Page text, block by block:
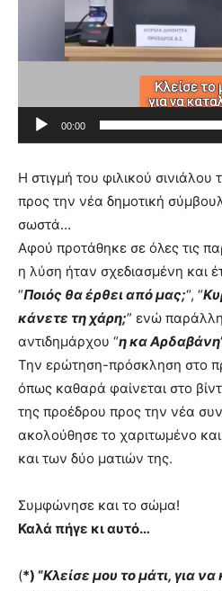
ω
γ
ή
ς
Β
ν
τ
ε
ο
00:00
Η στιγμή του φιλικού
προς την νέα δημοτική
σωστά…
Αφού προτάθηκε σε όλες τις
η λύση ήταν σχεδιασμένη και
“Ποιός θα έρθει από μας;“, “
κάνετε τη χάρη;” ενώ
αντιδημάρχου “η κα Αρδαβάνη
Την ερώτηση-πρόσκληση στο
όπως καθαρά φαίνεται στο
της προέδρου προς την νέα
ακολούθησε το χαριτωμένο και
και των δύο ματιών της.
Συμφώνησε και το σώμα!
Καλά πήγε κι αυτό…
(*) “Κλείσε μου το μάτι, για